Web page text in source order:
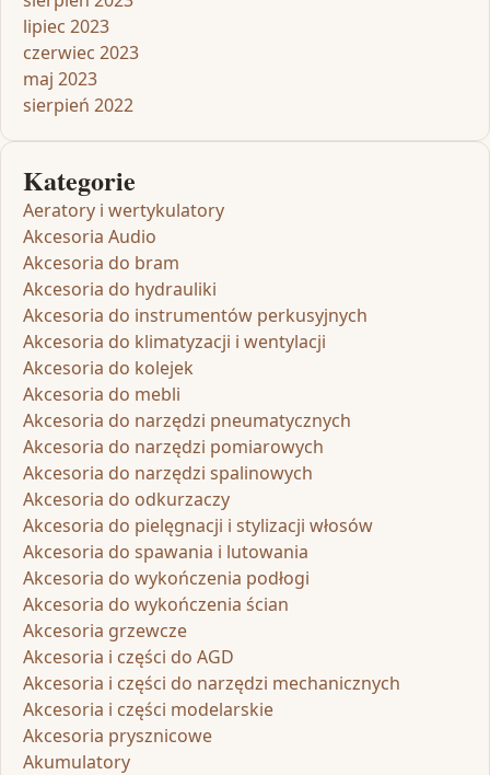
lipiec 2023
czerwiec 2023
maj 2023
sierpień 2022
Kategorie
Aeratory i wertykulatory
Akcesoria Audio
Akcesoria do bram
Akcesoria do hydrauliki
Akcesoria do instrumentów perkusyjnych
Akcesoria do klimatyzacji i wentylacji
Akcesoria do kolejek
Akcesoria do mebli
Akcesoria do narzędzi pneumatycznych
Akcesoria do narzędzi pomiarowych
Akcesoria do narzędzi spalinowych
Akcesoria do odkurzaczy
Akcesoria do pielęgnacji i stylizacji włosów
Akcesoria do spawania i lutowania
Akcesoria do wykończenia podłogi
Akcesoria do wykończenia ścian
Akcesoria grzewcze
Akcesoria i części do AGD
Akcesoria i części do narzędzi mechanicznych
Akcesoria i części modelarskie
Akcesoria prysznicowe
Akumulatory